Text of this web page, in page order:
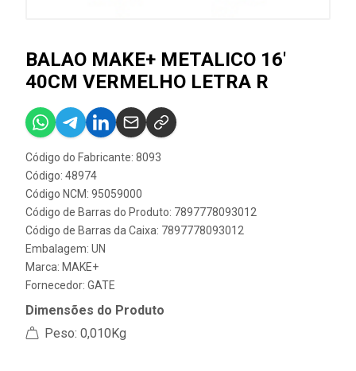
BALAO MAKE+ METALICO 16'
40CM VERMELHO LETRA R
Código do Fabricante: 8093
Código: 48974
Código NCM: 95059000
Código de Barras do Produto: 7897778093012
Código de Barras da Caixa: 7897778093012
Embalagem: UN
Marca: MAKE+
Fornecedor: GATE
Dimensões do Produto
Peso: 0,010Kg